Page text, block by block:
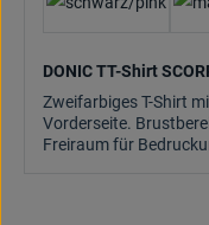
DONIC TT-Shirt
Zweifarbiges T-Shirt
Vorderseite.
Freiraum für